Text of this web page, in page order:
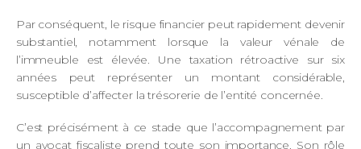
Par conséquent, le risque financier peut rapidement devenir
substantiel, notamment lorsque la valeur vénale de
l’immeuble est élevée. Une taxation rétroactive sur six
années peut représenter un montant considérable,
susceptible d’affecter la trésorerie de l’entité concernée.
C’est précisément à ce stade que l’accompagnement par
un avocat fiscaliste prend toute son importance. Son rôle